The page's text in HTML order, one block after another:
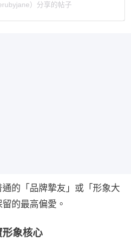
）分享的帖子
的「品牌摯友」或「形象大
的最高偏愛。
象核心